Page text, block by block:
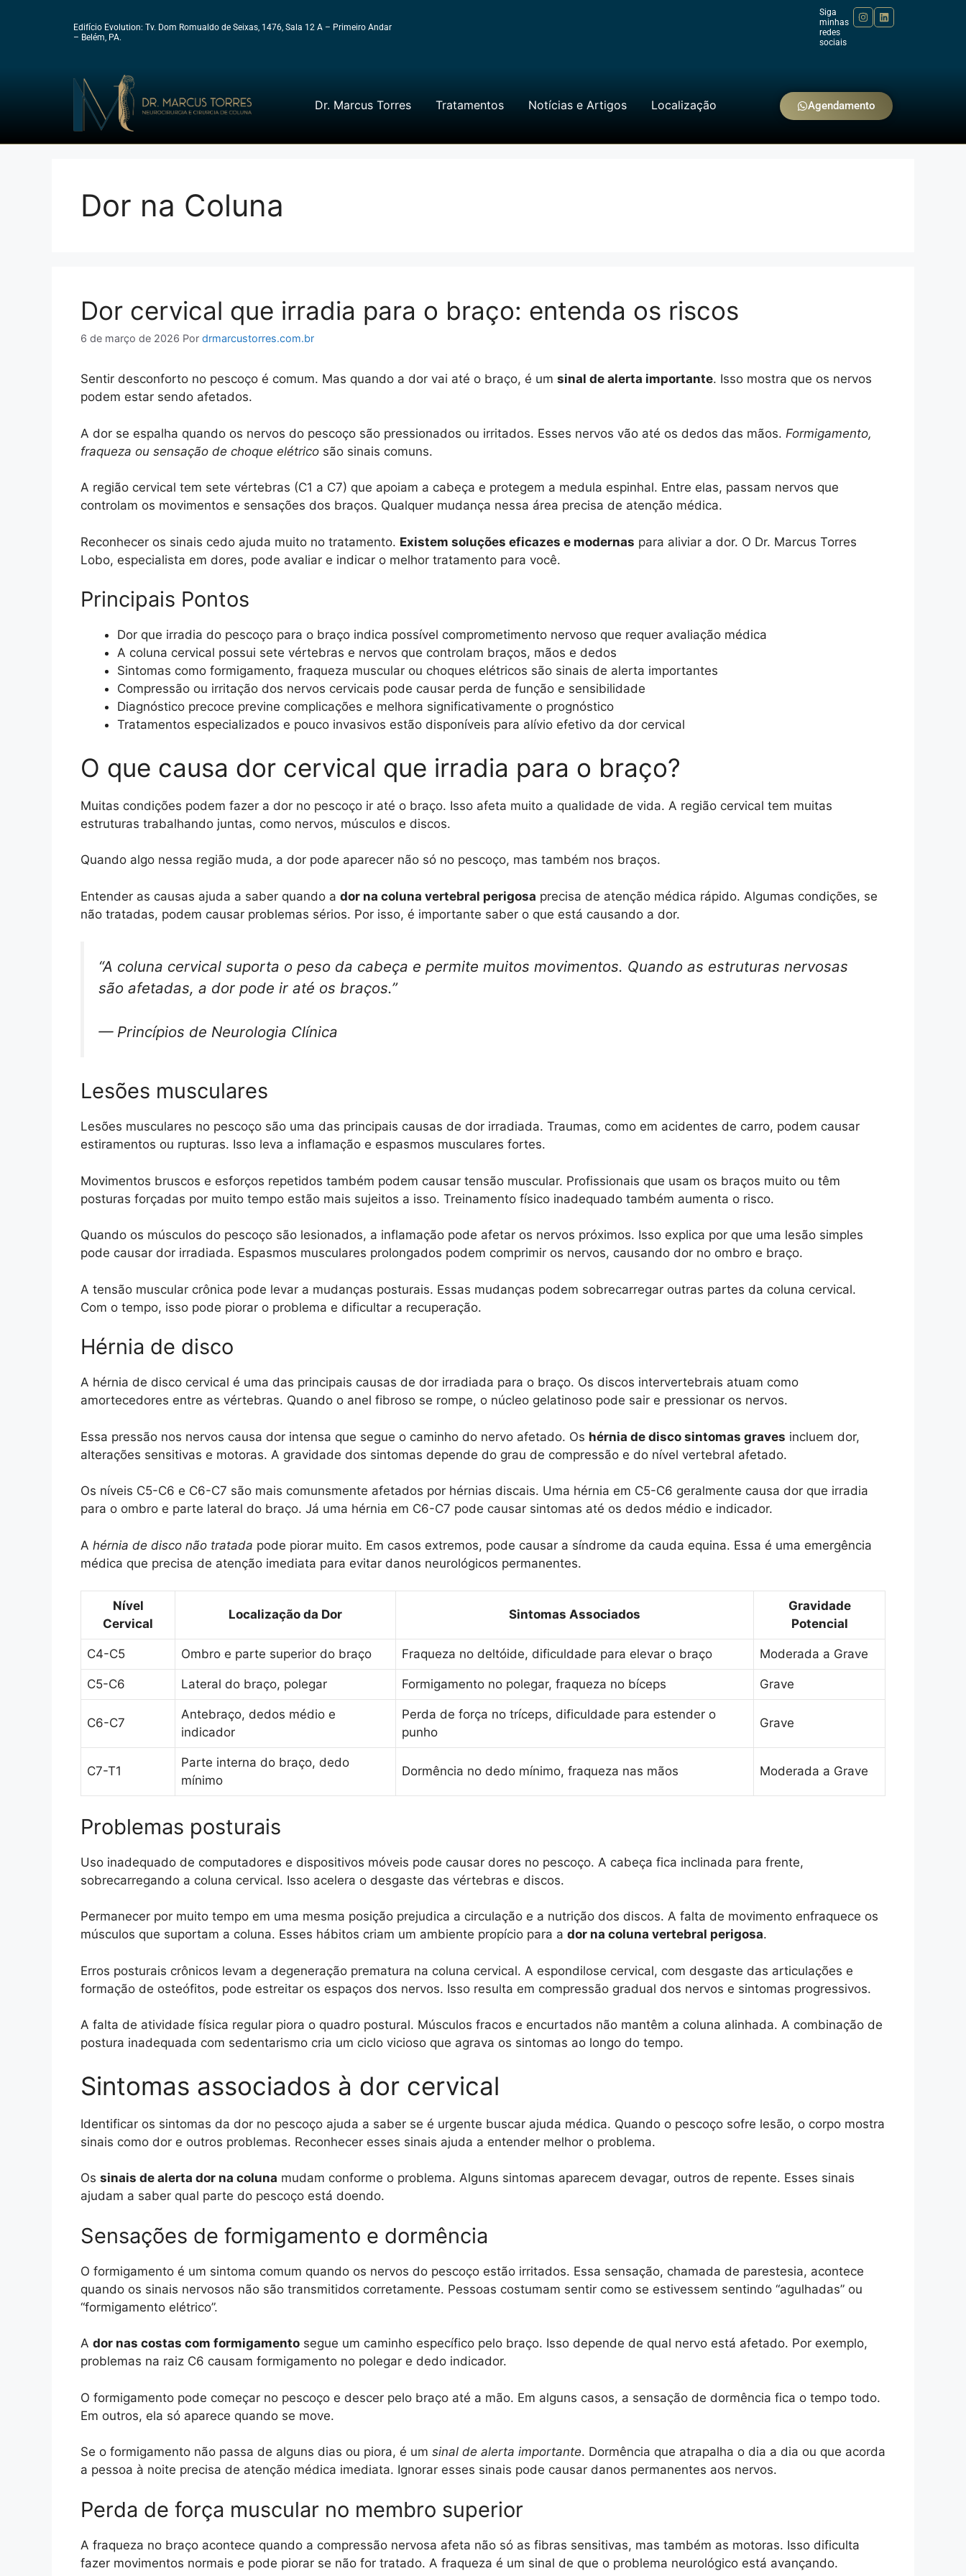
Edifício Evolution: Tv. Dom Romualdo de Seixas, 1476, Sala 12 A – Primeiro Andar
– Belém, PA.
Siga
minhas
redes
sociais
Dr. Marcus Torres Tratamentos Notícias e Artigos Localização Agendamento
Dor na Coluna
Dor cervical que irradia para o braço: entenda os riscos
6 de março de 2026 Por drmarcustorres.com.br
Sentir desconforto no pescoço é comum. Mas quando a dor vai até o braço, é um sinal de alerta importante. Isso mostra que os nervos
podem estar sendo afetados.
A dor se espalha quando os nervos do pescoço são pressionados ou irritados. Esses nervos vão até os dedos das mãos. Formigamento,
fraqueza ou sensação de choque elétrico são sinais comuns.
A região cervical tem sete vértebras (C1 a C7) que apoiam a cabeça e protegem a medula espinhal. Entre elas, passam nervos que
controlam os movimentos e sensações dos braços. Qualquer mudança nessa área precisa de atenção médica.
Reconhecer os sinais cedo ajuda muito no tratamento. Existem soluções eficazes e modernas para aliviar a dor. O Dr. Marcus Torres
Lobo, especialista em dores, pode avaliar e indicar o melhor tratamento para você.
Principais Pontos
Dor que irradia do pescoço para o braço indica possível comprometimento nervoso que requer avaliação médica
A coluna cervical possui sete vértebras e nervos que controlam braços, mãos e dedos
Sintomas como formigamento, fraqueza muscular ou choques elétricos são sinais de alerta importantes
Compressão ou irritação dos nervos cervicais pode causar perda de função e sensibilidade
Diagnóstico precoce previne complicações e melhora significativamente o prognóstico
Tratamentos especializados e pouco invasivos estão disponíveis para alívio efetivo da dor cervical
O que causa dor cervical que irradia para o braço?
Muitas condições podem fazer a dor no pescoço ir até o braço. Isso afeta muito a qualidade de vida. A região cervical tem muitas
estruturas trabalhando juntas, como nervos, músculos e discos.
Quando algo nessa região muda, a dor pode aparecer não só no pescoço, mas também nos braços.
Entender as causas ajuda a saber quando a dor na coluna vertebral perigosa precisa de atenção médica rápido. Algumas condições, se
não tratadas, podem causar problemas sérios. Por isso, é importante saber o que está causando a dor.
“A coluna cervical suporta o peso da cabeça e permite muitos movimentos. Quando as estruturas nervosas
são afetadas, a dor pode ir até os braços.”
— Princípios de Neurologia Clínica
Lesões musculares
Lesões musculares no pescoço são uma das principais causas de dor irradiada. Traumas, como em acidentes de carro, podem causar
estiramentos ou rupturas. Isso leva a inflamação e espasmos musculares fortes.
Movimentos bruscos e esforços repetidos também podem causar tensão muscular. Profissionais que usam os braços muito ou têm
posturas forçadas por muito tempo estão mais sujeitos a isso. Treinamento físico inadequado também aumenta o risco.
Quando os músculos do pescoço são lesionados, a inflamação pode afetar os nervos próximos. Isso explica por que uma lesão simples
pode causar dor irradiada. Espasmos musculares prolongados podem comprimir os nervos, causando dor no ombro e braço.
A tensão muscular crônica pode levar a mudanças posturais. Essas mudanças podem sobrecarregar outras partes da coluna cervical.
Com o tempo, isso pode piorar o problema e dificultar a recuperação.
Hérnia de disco
A hérnia de disco cervical é uma das principais causas de dor irradiada para o braço. Os discos intervertebrais atuam como
amortecedores entre as vértebras. Quando o anel fibroso se rompe, o núcleo gelatinoso pode sair e pressionar os nervos.
Essa pressão nos nervos causa dor intensa que segue o caminho do nervo afetado. Os hérnia de disco sintomas graves incluem dor,
alterações sensitivas e motoras. A gravidade dos sintomas depende do grau de compressão e do nível vertebral afetado.
Os níveis C5-C6 e C6-C7 são mais comunsmente afetados por hérnias discais. Uma hérnia em C5-C6 geralmente causa dor que irradia
para o ombro e parte lateral do braço. Já uma hérnia em C6-C7 pode causar sintomas até os dedos médio e indicador.
A hérnia de disco não tratada pode piorar muito. Em casos extremos, pode causar a síndrome da cauda equina. Essa é uma emergência
médica que precisa de atenção imediata para evitar danos neurológicos permanentes.
Nível
Cervical
Localização da Dor Sintomas Associados
Gravidade
Potencial
C4-C5 Ombro e parte superior do braço Fraqueza no deltóide, dificuldade para elevar o braço Moderada a Grave
C5-C6 Lateral do braço, polegar Formigamento no polegar, fraqueza no bíceps Grave
C6-C7
Antebraço, dedos médio e
indicador
Perda de força no tríceps, dificuldade para estender o
punho
Grave
C7-T1
Parte interna do braço, dedo
mínimo
Dormência no dedo mínimo, fraqueza nas mãos Moderada a Grave
Problemas posturais
Uso inadequado de computadores e dispositivos móveis pode causar dores no pescoço. A cabeça fica inclinada para frente,
sobrecarregando a coluna cervical. Isso acelera o desgaste das vértebras e discos.
Permanecer por muito tempo em uma mesma posição prejudica a circulação e a nutrição dos discos. A falta de movimento enfraquece os
músculos que suportam a coluna. Esses hábitos criam um ambiente propício para a dor na coluna vertebral perigosa.
Erros posturais crônicos levam a degeneração prematura na coluna cervical. A espondilose cervical, com desgaste das articulações e
formação de osteófitos, pode estreitar os espaços dos nervos. Isso resulta em compressão gradual dos nervos e sintomas progressivos.
A falta de atividade física regular piora o quadro postural. Músculos fracos e encurtados não mantêm a coluna alinhada. A combinação de
postura inadequada com sedentarismo cria um ciclo vicioso que agrava os sintomas ao longo do tempo.
Sintomas associados à dor cervical
Identificar os sintomas da dor no pescoço ajuda a saber se é urgente buscar ajuda médica. Quando o pescoço sofre lesão, o corpo mostra
sinais como dor e outros problemas. Reconhecer esses sinais ajuda a entender melhor o problema.
Os sinais de alerta dor na coluna mudam conforme o problema. Alguns sintomas aparecem devagar, outros de repente. Esses sinais
ajudam a saber qual parte do pescoço está doendo.
Sensações de formigamento e dormência
O formigamento é um sintoma comum quando os nervos do pescoço estão irritados. Essa sensação, chamada de parestesia, acontece
quando os sinais nervosos não são transmitidos corretamente. Pessoas costumam sentir como se estivessem sentindo “agulhadas” ou
“formigamento elétrico”.
A dor nas costas com formigamento segue um caminho específico pelo braço. Isso depende de qual nervo está afetado. Por exemplo,
problemas na raiz C6 causam formigamento no polegar e dedo indicador.
O formigamento pode começar no pescoço e descer pelo braço até a mão. Em alguns casos, a sensação de dormência fica o tempo todo.
Em outros, ela só aparece quando se move.
Se o formigamento não passa de alguns dias ou piora, é um sinal de alerta importante. Dormência que atrapalha o dia a dia ou que acorda
a pessoa à noite precisa de atenção médica imediata. Ignorar esses sinais pode causar danos permanentes aos nervos.
Perda de força muscular no membro superior
A fraqueza no braço acontece quando a compressão nervosa afeta não só as fibras sensitivas, mas também as motoras. Isso dificulta
fazer movimentos normais e pode piorar se não for tratado. A fraqueza é um sinal de que o problema neurológico está avançando.